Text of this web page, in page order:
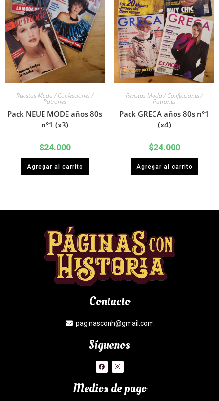
Revistas Moda / Confecciones /
Patrones
Pack NEUE MODE años 80s
n°1 (x3)
$24.000
Agregar al carrito
Revistas Moda / Confecciones /
Patrones
Pack GRECA años 80s n°1
(x4)
$24.000
Agregar al carrito
Contacto
paginasconh@gmail.com
Síguenos
Medios de pago